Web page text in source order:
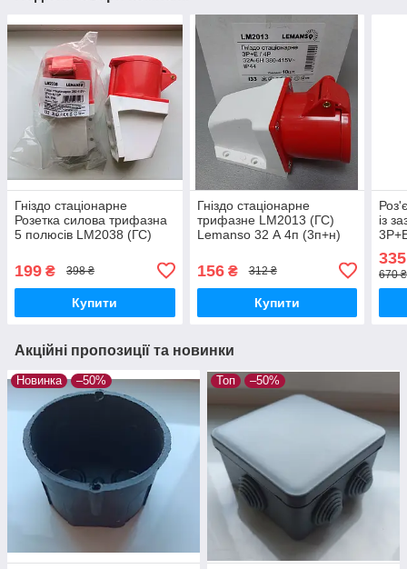
Гніздо стаціонарне
Розетка силова трифазна
5 полюсів LM2038 (ГС)
380-415V IP44
199 ₴ 398 ₴
Купити
Гніздо стаціонарне
трифазне LM2013 (ГС)
Lemanso 32 А 4п (3п+н)
156₴ 312 ₴
Купити
із
335
670
Акційні пропозиції та новинки
Новинка –50% Топ –50%